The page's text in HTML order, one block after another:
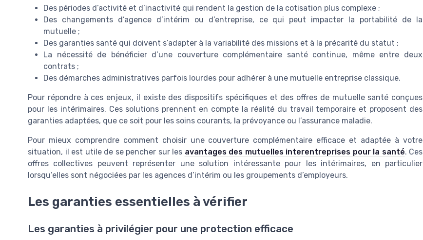
Des périodes d’activité et d’inactivité qui rendent la gestion de la cotisation plus complexe ;
Des changements d’agence d’intérim ou d’entreprise, ce qui peut impacter la portabilité de la
mutuelle ;
Des garanties santé qui doivent s’adapter à la variabilité des missions et à la précarité du statut ;
La nécessité de bénéficier d’une couverture complémentaire santé continue, même entre deux
contrats ;
Des démarches administratives parfois lourdes pour adhérer à une mutuelle entreprise classique.
Pour répondre à ces enjeux, il existe des dispositifs spécifiques et des offres de mutuelle santé conçues
pour les intérimaires. Ces solutions prennent en compte la réalité du travail temporaire et proposent des
garanties adaptées, que ce soit pour les soins courants, la prévoyance ou l’assurance maladie.
Pour mieux comprendre comment choisir une couverture complémentaire efficace et adaptée à votre
situation, il est utile de se pencher sur les avantages des mutuelles interentreprises pour la santé. Ces
offres collectives peuvent représenter une solution intéressante pour les intérimaires, en particulier
lorsqu’elles sont négociées par les agences d’intérim ou les groupements d’employeurs.
Les garanties essentielles à vérifier
Les garanties à privilégier pour une protection efficace